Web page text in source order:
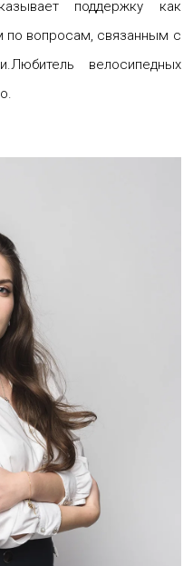
поддержку как
по вопросам, связанным с
велосипедных